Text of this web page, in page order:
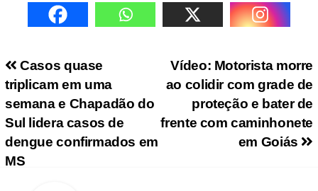
Navegação de PostVídeo: Motorista morre
ao colidir com grade de
proteção e bater de
frente com caminhonete
em Goiás
Casos quase
triplicam em uma
semana e Chapadão do
Sul lidera casos de
dengue confirmados em
MS